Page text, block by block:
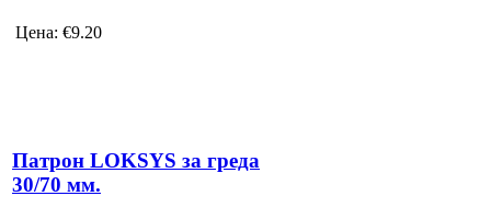
Цена: €9.20
Патрон LOKSYS за греда
30/70 мм.